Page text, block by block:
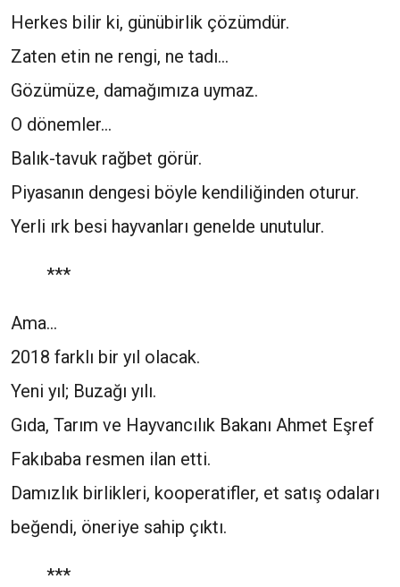
Herkes bilir ki, günübirlik çözümdür.
Zaten etin ne rengi, ne tadı…
Gözümüze, damağımıza uymaz.
O dönemler…
Balık-tavuk rağbet görür.
Piyasanın dengesi böyle kendiliğinden oturur.
Yerli ırk besi hayvanları genelde unutulur.
***
Ama…
2018 farklı bir yıl olacak.
Yeni yıl; Buzağı yılı.
Gıda, Tarım ve Hayvancılık Bakanı Ahmet Eşref
Fakıbaba resmen ilan etti.
Damızlık birlikleri, kooperatifler, et satış odaları
beğendi, öneriye sahip çıktı.
***